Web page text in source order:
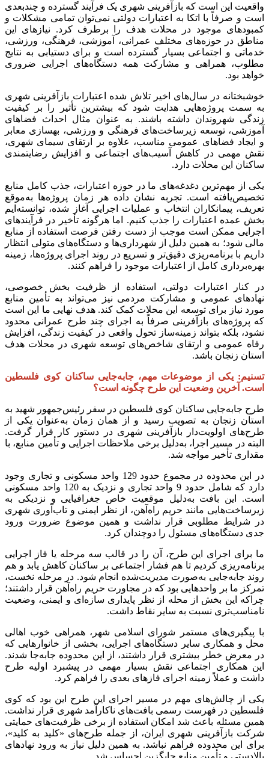
واقعیت این است که بازآفرینی شهری یک فرآیند گسترده و چندبعدی
است و صرفاً با اتکا به اعتبارات دولتی نمی‌توان تمامی مشکلات و
کمبودهای موجود در محلات هدف را برطرف کرد. نیازهای این
مناطق در حوزه‌های مختلف عمرانی، آموزشی، فرهنگی، ورزشی،
خدماتی و اجتماعی بسیار گسترده است و برای دستیابی به نتایج
مطلوب، همراهی و مشارکت همه دستگاه‌های اجرایی ضروری
خواهد بود.
خوشبختانه در سال‌های اخیر تلاش شده اعتبارات بازآفرینی شهری
به سمت پروژه‌هایی هدایت شود که بیشترین تأثیر را بر کیفیت
زندگی شهروندان داشته باشند. به عنوان مثال احداث فضاهای
آموزشی، توسعه زیرساخت‌های فرهنگی و ورزشی، بهسازی معابر
و ایجاد فضاهای عمومی مناسب، علاوه بر ارتقای سیمای شهری،
نقش مهمی در کاهش آسیب‌های اجتماعی و افزایش رضایتمندی
ساکنان این محلات دارد.
یکی از مهم‌ترین دغدغه‌های ما در حوزه اعتبارات، جذب کامل منابع
تخصیص‌یافته است. تجربه نشان داده هر زمان پروژه‌ها به‌موقع
تعریف، پیمانکاران انتخاب و عملیات اجرایی آغاز شده، توانسته‌ایم
بخش عمده اعتبارات را جذب کنیم. اما هرگونه تأخیر در فرآیندهای
اجرایی ممکن است موجب از دست رفتن فرصت استفاده از منابع
مالی شود؛ به همین دلیل از شهرداری‌ها و دستگاه‌های متولی انتظار
داریم با برنامه‌ریزی دقیق‌تر و تسریع در روند اجرای پروژه‌ها، زمینه
بهره‌برداری کامل از اعتبارات موجود را فراهم کنند.
در کنار اعتبارات دولتی، استفاده از ظرفیت بخش خصوصی،
نهادهای عمومی و مشارکت مردمی نیز می‌تواند به تأمین منابع
مورد نیاز برای توسعه این محلات کمک کند. هدف نهایی ما این است
که پروژه‌های بازآفرینی صرفاً به اجرای چند طرح عمرانی محدود
نشود، بلکه بتواند زمینه‌ساز تحول واقعی در کیفیت زندگی، افزایش
رفاه عمومی و ارتقای شاخص‌های توسعه شهری در محلات هدف
استان زنجان باشد.
تسنیم: یکی از موضوعات مهم، جابه‌جایی ساکنان کوی فلسطین
است. آخرین وضعیت این طرح چگونه است؟
طرح جابه‌جایی ساکنان کوی فلسطین در سفر رئیس‌جمهور شهید به
استان زنجان به تصویب رسید و از همان زمان به‌عنوان یکی از
طرح‌های اولویت‌دار بازآفرینی شهری در دستور کار قرار گرفت.
البته در مسیر اجرا، به‌دلیل برخی ملاحظات اجرایی و تأمین منابع، با
مقداری تأخیر مواجه شد.
در این محدوده در مجموع حدود 129 واحد مسکونی و تجاری وجود
دارد که شامل حدود 9 واحد تجاری و نزدیک به 120 واحد مسکونی
است. این بافت به‌دلیل موقعیت خاص جغرافیایی و نزدیکی به
زیرساخت‌هایی مانند حریم راه‌آهن، از نظر ایمنی و تاب‌آوری شهری
در شرایط مطلوبی قرار نداشت و همین موضوع ضرورت ورود
جدی دستگاه‌های مسئول را دوچندان کرد.
ما برای اجرای این طرح، آن را در قالب سه مرحله یا فاز اجرایی
برنامه‌ریزی کردیم تا هم فشار اجتماعی بر ساکنان کاهش یابد و هم
روند جابه‌جایی به‌صورت مدیریت‌شده انجام شود. در مرحله نخست،
تمرکز ما بر واحدهایی بود که در مجاورت حریم راه‌آهن قرار داشتند؛
چراکه این بخش از محله از نظر پایداری سازه‌ای و ایمنی، وضعیت
نامناسب‌تری نسبت به سایر نقاط داشت.
با پیگیری‌های مستمر شورای اسلامی شهر، همراهی خوب اهالی
محل و همکاری سایر دستگاه‌های اجرایی، بخشی از خانوارهایی که
در معرض خطر بیشتری قرار داشتند، از این محدوده جابه‌جا شدند.
این همکاری اجتماعی نقش بسیار مهمی در پیشبرد اولیه طرح
داشت و عملاً زمینه اجرای فازهای بعدی را فراهم کرد.
یکی از چالش‌های مهم در مسیر اجرای این طرح این بود که کوی
فلسطین در فهرست رسمی بافت‌های ناکارآمد شهری قرار نداشت.
همین مسئله باعث شد امکان استفاده از برخی ظرفیت‌های حمایتی
شرکت بازآفرینی شهری ایران، از جمله طرح‌های «کلید به کلید»،
برای این محدوده فراهم نباشد. به همین دلیل نیاز به ورود نهادهای
بالادستی و تأمین منابع جایگزین احساس شد.